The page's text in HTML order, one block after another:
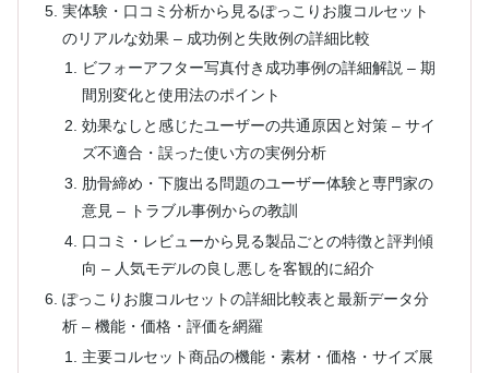
実体験・口コミ分析から見るぽっこりお腹コルセット
のリアルな効果 – 成功例と失敗例の詳細比較
ビフォーアフター写真付き成功事例の詳細解説 – 期
間別変化と使用法のポイント
効果なしと感じたユーザーの共通原因と対策 – サイ
ズ不適合・誤った使い方の実例分析
肋骨締め・下腹出る問題のユーザー体験と専門家の
意見 – トラブル事例からの教訓
口コミ・レビューから見る製品ごとの特徴と評判傾
向 – 人気モデルの良し悪しを客観的に紹介
ぽっこりお腹コルセットの詳細比較表と最新データ分
析 – 機能・価格・評価を網羅
主要コルセット商品の機能・素材・価格・サイズ展